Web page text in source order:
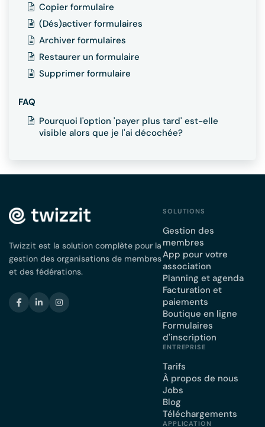
Copier formulaire
(Dés)activer formulaires
Archiver formulaires
Restaurer un formulaire
Supprimer formulaire
FAQ
Pourquoi l'option 'payer plus tard' est-elle
visible alors que je l'ai décochée?
Twizzit est la solution complète pour la
gestion des organisations de membres
et des fédérations.
SOLUTIONS
Gestion des
membres
App pour votre
association
Planning et agenda
Facturation et
paiements
Boutique en ligne
Formulaires
d'inscription
ENTREPRISE
Tarifs
À propos de nous
Jobs
Blog
Téléchargements
APPLICATION